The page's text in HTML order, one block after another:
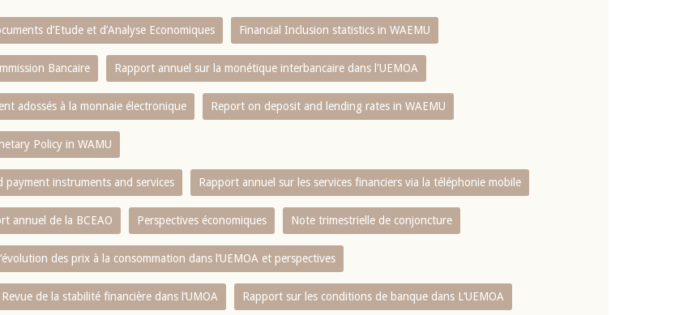
d’Etude et d’Analyse Economiques Financial Inclusion statistics in WAEMU
Bancaire Rapport annuel sur la monétique interbancaire dans l'UEMOA
adossés à la monnaie électronique Report on deposit and lending rates in WAEMU
Policy in WAMU
payment instruments and services Rapport annuel sur les services financiers via la téléphonie mobile
annuel de la BCEAO Perspectives économiques Note trimestrielle de conjoncture
des prix à la consommation dans l‘UEMOA et perspectives
Revue de la stabilité financière dans l‘UMOA Rapport sur les conditions de banque dans L‘UEMOA